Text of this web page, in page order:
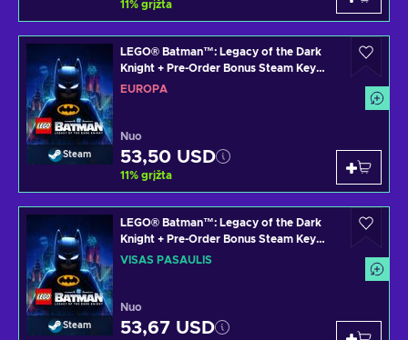
11% grįžta
Steam
LEGO® Batman™: Legacy of the Dark
Knight + Pre-Order Bonus Steam Key
(PC) EUROPE
EUROPA
Nuo
53,50 USD
11% grįžta
Steam
LEGO® Batman™: Legacy of the Dark
Knight + Pre-Order Bonus Steam Key
(PC) GLOBAL
VISAS PASAULIS
Nuo
53,67 USD